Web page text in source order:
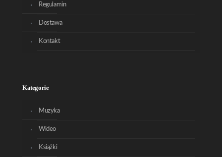
Regulamin
Dostawa
Kontakt
Kategorie
Muzyka
Wideo
Książki